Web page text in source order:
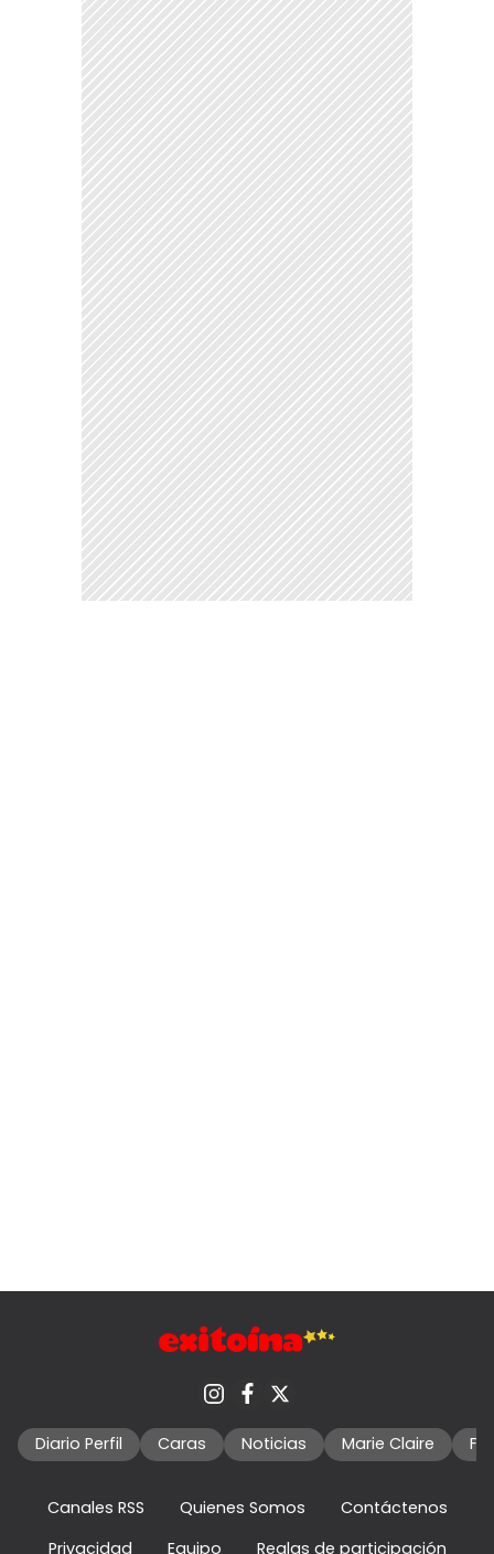
Diario Perfil Caras Noticias Marie Claire
Canales RSS Quienes Somos
Contáctenos
Privacidad
Equipo Reglas de participación